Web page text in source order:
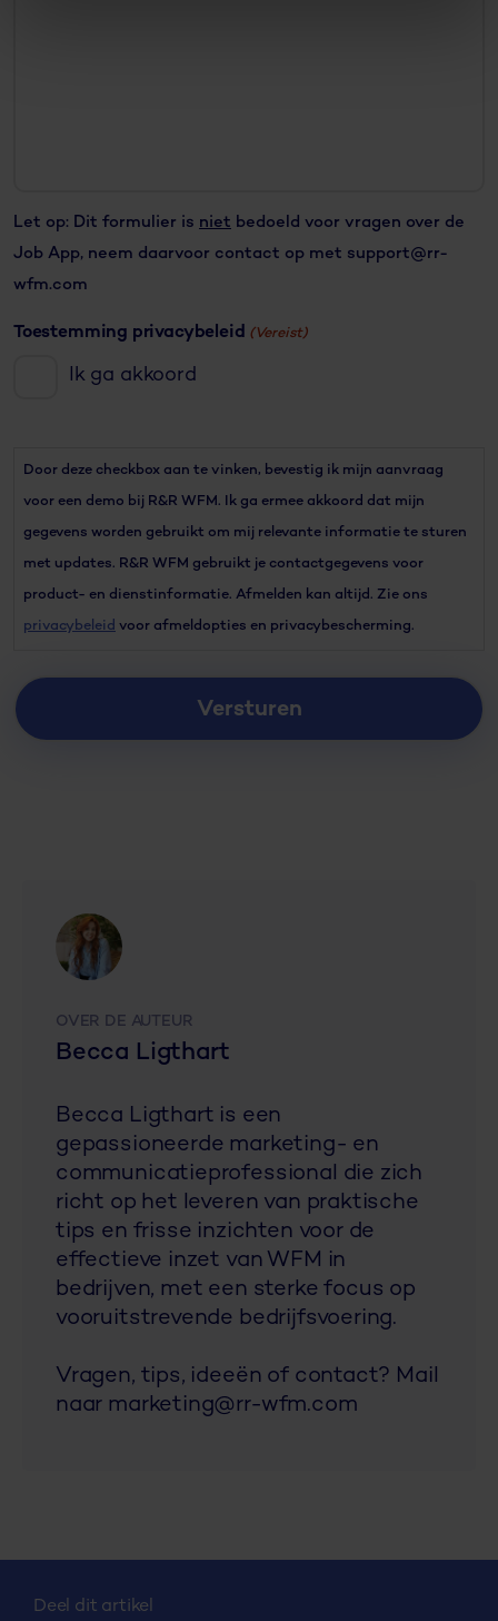
Let op: Dit formulier is niet bedoeld voor vragen over de
Job App, neem daarvoor contact op met support@rr-
wfm.com
Toestemming privacybeleid (Vereist)
Ik ga akkoord
Door deze checkbox aan te vinken, bevestig ik mijn aanvraag
voor een demo bij R&R WFM. Ik ga ermee akkoord dat mijn
gegevens worden gebruikt om mij relevante informatie te sturen
met updates. R&R WFM gebruikt je contactgegevens voor
product- en dienstinformatie. Afmelden kan altijd. Zie ons
privacybeleid voor afmeldopties en privacybescherming.
OVER DE AUTEUR
Becca Ligthart
Becca Ligthart is een
gepassioneerde marketing- en
communicatieprofessional die zich
richt op het leveren van praktische
tips en frisse inzichten voor de
effectieve inzet van WFM in
bedrijven, met een sterke focus op
vooruitstrevende bedrijfsvoering.
Vragen, tips, ideeën of contact? Mail
naar marketing@rr-wfm.com
Deel dit artikel